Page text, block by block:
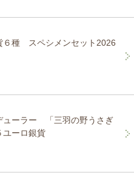
６種 スペシメンセット2026
ューラー 「三羽の野うさぎ
ユーロ銀貨